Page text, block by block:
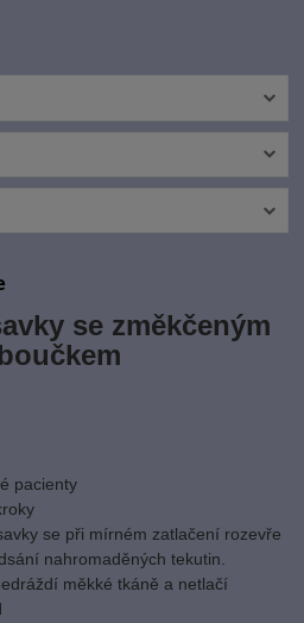
se změkčeným
pacienty
se při mírném zatlačení rozevře
nahromaděných tekutin.
měkké tkáně a netlačí